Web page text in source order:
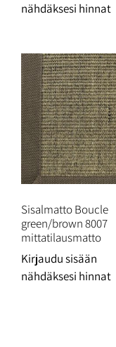
nähdäksesi hinnat
Sisalmatto Boucle
green/brown 8007
mittatilausmatto
Kirjaudu sisään
nähdäksesi hinnat